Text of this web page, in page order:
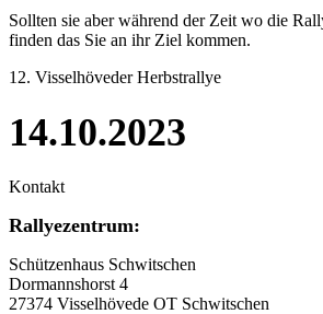
Sollten sie aber während der Zeit wo die
finden das Sie an ihr Ziel kommen.
12. Visselhöveder Herbstrallye
14.10.2023
Kontakt
Rallyezentrum:
Schützenhaus Schwitschen
Dormannshorst 4
27374 Visselhövede OT Schwitschen